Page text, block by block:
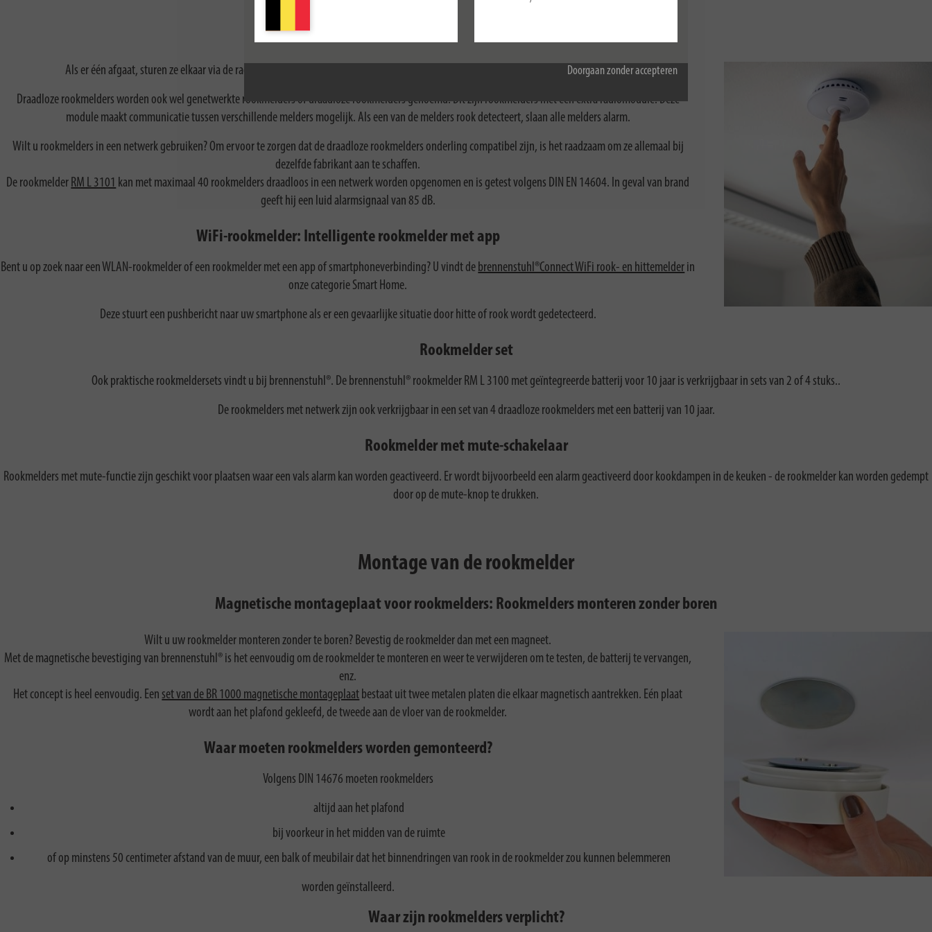
Doorgaan zonder accepteren
Als er één afgaat, sturen ze elkaar via de radio aan en slaan ze allemaal alarm - dat is het grootste voordeel van draadloze rookmelders.
Draadloze rookmelders worden ook wel genetwerkte rookmelders of draadloze rookmelders genoemd. Dit zijn rookmelders met een extra radiomodule. Deze
module maakt communicatie tussen verschillende melders mogelijk. Als een van de melders rook detecteert, slaan alle melders alarm.
Wilt u rookmelders in een netwerk gebruiken? Om ervoor te zorgen dat de draadloze rookmelders onderling compatibel zijn, is het raadzaam om ze allemaal bij
dezelfde fabrikant aan te schaffen.
De rookmelder RM L 3101 kan met maximaal 40 rookmelders draadloos in een netwerk worden opgenomen en is getest volgens DIN EN 14604. In geval van brand
geeft hij een luid alarmsignaal van 85 dB.
WiFi-rookmelder: Intelligente rookmelder met app
Bent u op zoek naar een WLAN-rookmelder of een rookmelder met een app of smartphoneverbinding? U vindt de brennenstuhl®Connect WiFi rook- en hittemelder in
onze categorie Smart Home.
Deze stuurt een pushbericht naar uw smartphone als er een gevaarlijke situatie door hitte of rook wordt gedetecteerd.
Rookmelder set
Ook praktische rookmeldersets vindt u bij brennenstuhl®. De brennenstuhl® rookmelder RM L 3100 met geïntegreerde batterij voor 10 jaar is verkrijgbaar in sets van 2 of 4 stuks..
De rookmelders met netwerk zijn ook verkrijgbaar in een set van 4 draadloze rookmelders met een batterij van 10 jaar.
Rookmelder met mute-schakelaar
Rookmelders met mute-functie zijn geschikt voor plaatsen waar een vals alarm kan worden geactiveerd. Er wordt bijvoorbeeld een alarm geactiveerd door kookdampen in de keuken - de rookmelder kan worden gedempt
door op de mute-knop te drukken.
Montage van de rookmelder
Magnetische montageplaat voor rookmelders: Rookmelders monteren zonder boren
Wilt u uw rookmelder monteren zonder te boren? Bevestig de rookmelder dan met een magneet.
Met de magnetische bevestiging van brennenstuhl® is het eenvoudig om de rookmelder te monteren en weer te verwijderen om te testen, de batterij te vervangen,
enz.
Het concept is heel eenvoudig. Een set van de BR 1000 magnetische montageplaat bestaat uit twee metalen platen die elkaar magnetisch aantrekken. Eén plaat
wordt aan het plafond gekleefd, de tweede aan de vloer van de rookmelder.
Waar moeten rookmelders worden gemonteerd?
Volgens DIN 14676 moeten rookmelders
altijd aan het plafond
bij voorkeur in het midden van de ruimte
of op minstens 50 centimeter afstand van de muur, een balk of meubilair dat het binnendringen van rook in de rookmelder zou kunnen belemmeren
worden geïnstalleerd.
Waar zijn rookmelders verplicht?